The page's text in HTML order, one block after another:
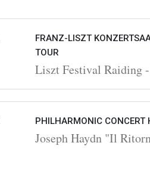
FRANZ-LISZT
TOUR
Liszt Festival Raiding
PHILHARMONIC CONCERT
Joseph Haydn "Il